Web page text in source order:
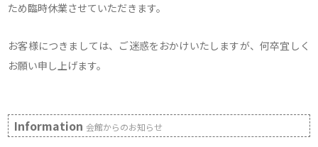
ため臨時休業させていただきます。
お客様につきましては、ご迷惑をおかけいたしますが、何卒宜しく
お願い申し上げます。
Information会館からのお知らせ